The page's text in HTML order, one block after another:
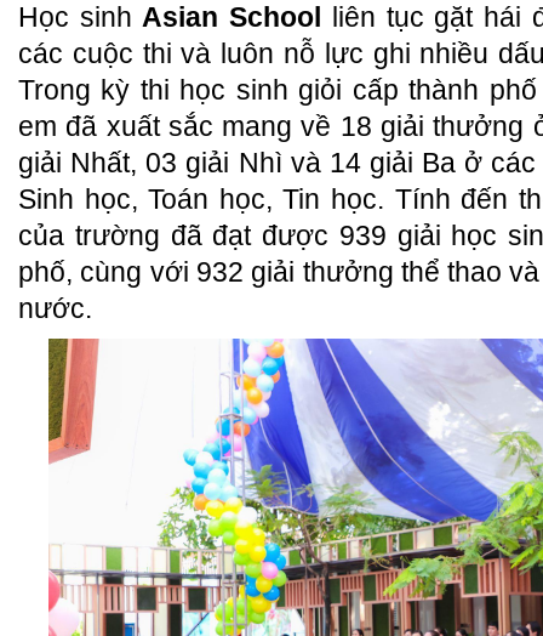
Học sinh Asian School liên tục gặt hái
các cuộc thi và luôn nỗ lực ghi nhiều
Trong kỳ thi học sinh giỏi cấp thành
em đã xuất sắc mang về 18 giải thưởng
giải Nhất, 03 giải Nhì và 14 giải Ba ở
Sinh học, Toán học, Tin học. Tính đến
của trường đã đạt được 939 giải học
phố, cùng với 932 giải thưởng thể thao
nước.